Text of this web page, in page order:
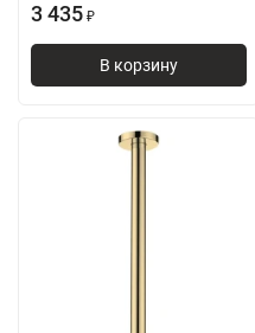
3 435 ₽
В корзину